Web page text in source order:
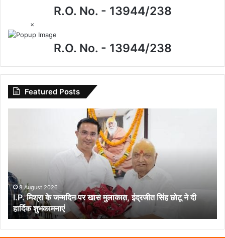
R.O. No. - 13944/238
×
R.O. No. - 13944/238
Featured Posts
मुलाकात,
इंद्रजीत
सिंह
छोटू
ने
दी
8 August 2026
I.P. मिश्रा के जन्मदिन पर खास मुलाकात, इंद्रजीत सिंह छोटू ने दी
हार्दिक शुभकामनाएं